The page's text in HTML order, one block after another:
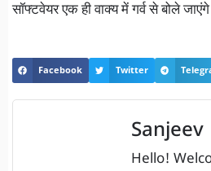
सॉफ्टवेयर एक ही वाक्य में गर्व से बोले
Facebook Twitter
Sanjeev
Hello!